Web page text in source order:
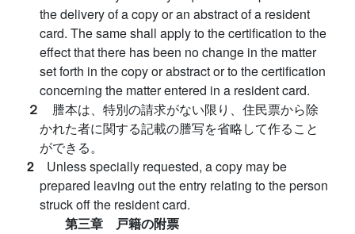
the delivery of a copy or an abstract of a resident
card. The same shall apply to the certification to the
effect that there has been no change in the matter
set forth in the copy or abstract or to the certification
concerning the matter entered in a resident card.
２ 謄本は、特別の請求がない限り、住民票から除
かれた者に関する記載の謄写を省略して作ること
ができる。
2 Unless specially requested, a copy may be
prepared leaving out the entry relating to the person
struck off the resident card.
第三章 戸籍の附票